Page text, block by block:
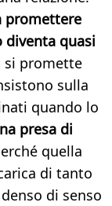
promettere
diventa quasi
si promette
sulla
quando lo
presa di
quella
di tanto
di senso